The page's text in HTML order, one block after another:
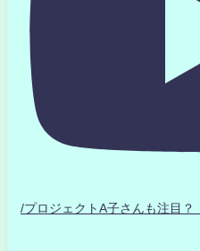
/プロジェクトA子さんも注目